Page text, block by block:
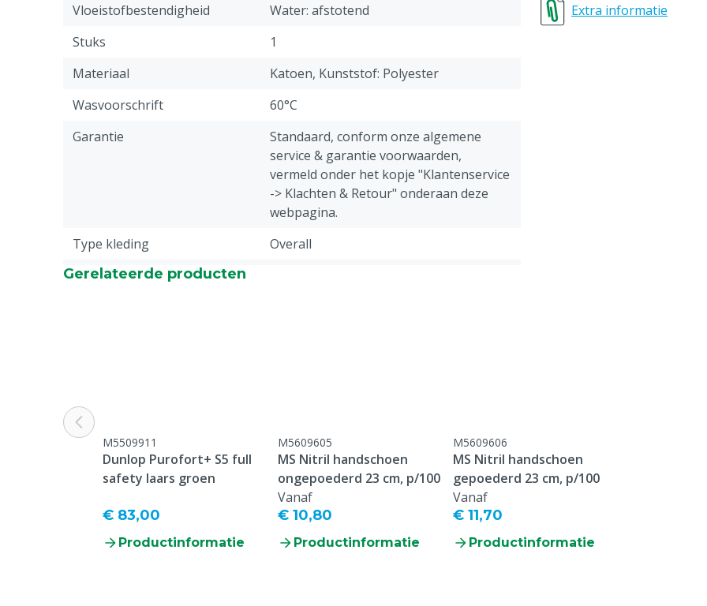
64-66 = 3XL (extra extra
Vloeistofbestendigheid
Water: afstotend
Stuks
1
Materiaal
Katoen, Kunststof: Polyester
Wasvoorschrift
60°C
Garantie
Standaard, conform onze algemene
service & garantie voorwaarden,
vermeld onder het kopje "Klantenservice
-> Klachten & Retour" onderaan deze
webpagina.
Type kleding
Overall
Diergroep
Kledingmaat
Extra informatie
Gerelateerde producten
M5509911
Dunlop Purofort+ S5 full
safety laars groen
€ 83,00
Productinformatie
M5609605
MS Nitril handschoen
ongepoederd 23 cm, p/100
Vanaf
€ 10,80
Productinformatie
M5609606
MS Nitril handschoen
gepoederd 23 cm, p/100
Vanaf
€ 11,70
Productinformatie